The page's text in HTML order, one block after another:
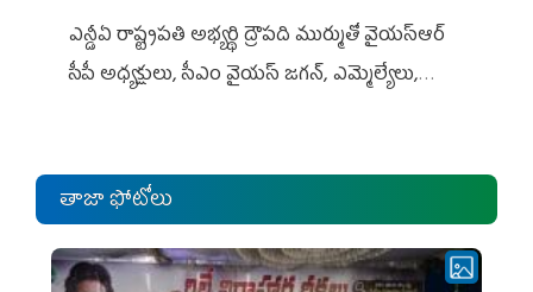
ఎన్డీఏ రాష్ట్ర‌ప‌తి అభ్య‌ర్థి ద్రౌప‌ది ముర్ముతో వైయ‌స్ఆర్
సీపీ అధ్య‌క్షులు, సీఎం వైయ‌స్ జ‌గ‌న్, ఎమ్మెల్యేలు,
తాజా ఫోటోలు